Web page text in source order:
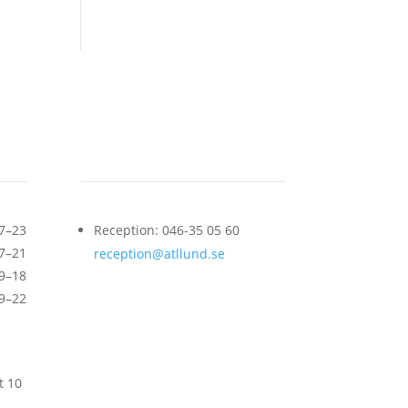
10
Reception: 046-35 05 60
reception@atllund.se